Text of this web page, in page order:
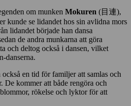
om munken Mokuren (目連),
kunde se lidandet hos sin avlidna mors
lidandet började han dansa
de andra munkarna att göra
och deltog också i dansen, vilket
danserna.
en tid för familjer att samlas och
De kommer att både rengöra och
rökelse och lyktor för att